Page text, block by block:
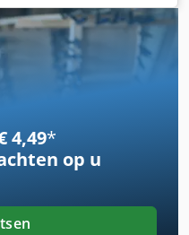
Dvpofx Acbsf -
4,49*
op u